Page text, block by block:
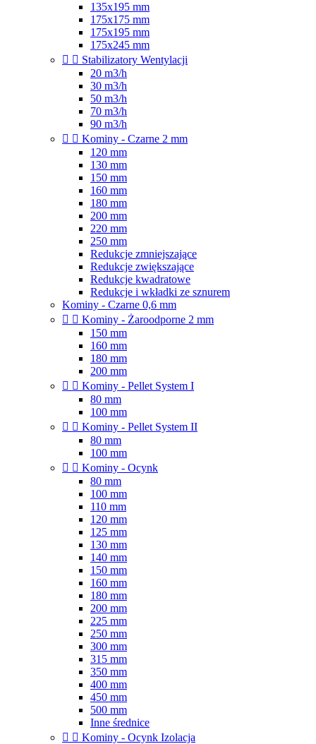
135x195 mm
175x175 mm
175x195 mm
175x245 mm
  Stabilizatory Wentylacji
20 m3/h
30 m3/h
50 m3/h
70 m3/h
90 m3/h
  Kominy - Czarne 2 mm
120 mm
130 mm
150 mm
160 mm
180 mm
200 mm
220 mm
250 mm
Redukcje zmniejszające
Redukcje zwiększające
Redukcje kwadratowe
Redukcje i wkładki ze sznurem
Kominy - Czarne 0,6 mm
  Kominy - Żaroodporne 2 mm
150 mm
160 mm
180 mm
200 mm
  Kominy - Pellet System I
80 mm
100 mm
  Kominy - Pellet System II
80 mm
100 mm
  Kominy - Ocynk
80 mm
100 mm
110 mm
120 mm
125 mm
130 mm
140 mm
150 mm
160 mm
180 mm
200 mm
225 mm
250 mm
300 mm
315 mm
350 mm
400 mm
450 mm
500 mm
Inne średnice
  Kominy - Ocynk Izolacja